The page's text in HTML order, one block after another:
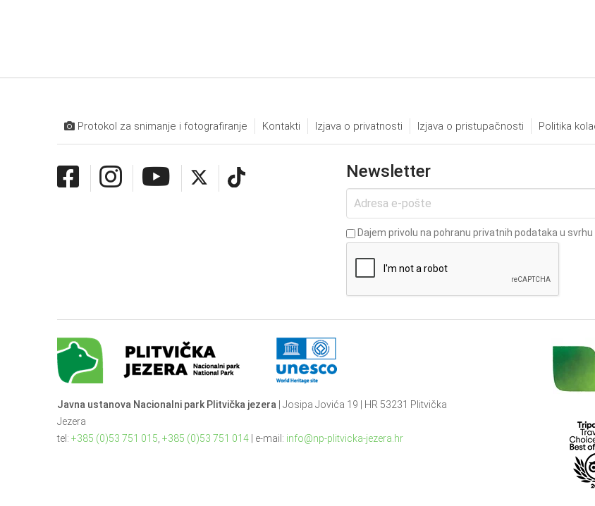
Protokol za snimanje i fotografiranje Kontakti Izjava o privatnosti Izjava o pristupačnosti Politika
Newsletter
Dajem privolu na pohranu privatnih podataka u
Javna ustanova Nacionalni park Plitvička jezera| Josipa Jovića 19 | HR 53231 Plitvička
Jezera
tel: +385 (0)53 751 015, +385 (0)53 751 014| e-mail: info@np-plitvicka-jezera.hr